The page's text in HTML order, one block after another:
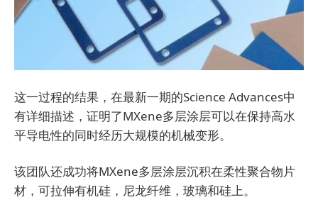
这一过程的结果，在最新一期的Science Advances中
有详细描述，证明了MXene多层涂层可以在保持高水
平导电性的同时经历大规模的机械变形。
该团队还成功将MXene多层涂层沉积在柔性聚合物片
材，可拉伸有机硅，尼龙纤维，玻璃和硅上。